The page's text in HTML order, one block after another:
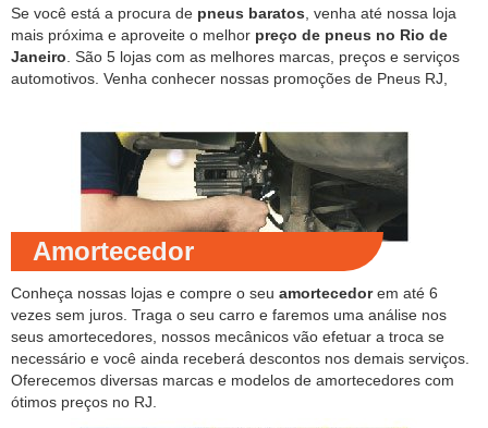
Se você está a procura de pneus baratos , venha até nossa loja
mais próxima e aproveite o melhor preço de pneus no Rio de
Janeiro . São 5 lojas com as melhores marcas, preços e serviços
automotivos. Venha conhecer nossas promoções de Pneus RJ,
Amortecedor
Conheça nossas lojas e compre o seu amortecedorem até 6
vezes sem juros. Traga o seu carro e faremos uma análise nos
seus amortecedores, nossos mecânicos vão efetuar a troca se
necessário e você ainda receberá descontos nos demais serviços.
Oferecemos diversas marcas e modelos de amortecedores com
ótimos preços no RJ.